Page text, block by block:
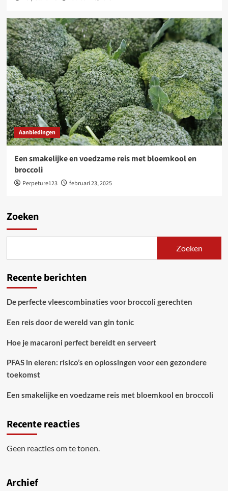
Aanbiedingen
Een smakelijke en voedzame reis met bloemkool en
broccoli
Perpeture123 februari 23, 2025
Zoeken
Zoeken
Recente berichten
De perfecte vleescombinaties voor broccoli gerechten
Een reis door de wereld van gin tonic
Hoe je macaroni perfect bereidt en serveert
PFAS in eieren: risico’s en oplossingen voor een gezondere
toekomst
Een smakelijke en voedzame reis met bloemkool en broccoli
Recente reacties
Geen reacties om te tonen.
Archief